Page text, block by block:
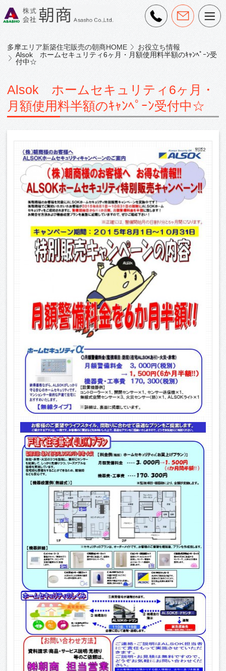
多摩エリア新築住宅販売の朝商HOME
お役立ち情報
Alsok ホームセキュリティ6ヶ月・月額使用料半額のｷｬﾝﾍﾟｰﾝ受
付中☆
Alsok ホームセキュリティ6ヶ月・
月額使用料半額のｷｬﾝﾍﾟｰﾝ受付中☆